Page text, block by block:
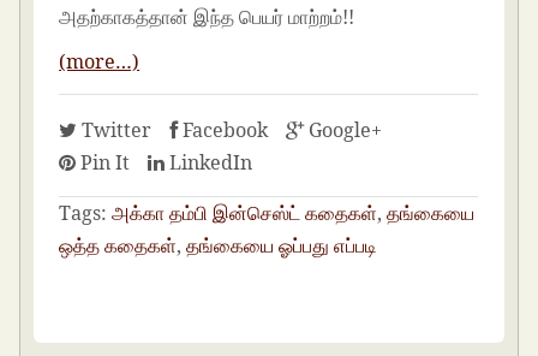
அதற்காகத்தான் இந்த பெயர் மாற்றம்!!
(more…)
Twitter Facebook
Google+
Pin It
LinkedIn
Tags: அக்கா தம்பி இன்செஸ்ட் கதைகள்,தங்கையை
ஒத்த கதைகள்,தங்கையை ஓப்பது எப்படி